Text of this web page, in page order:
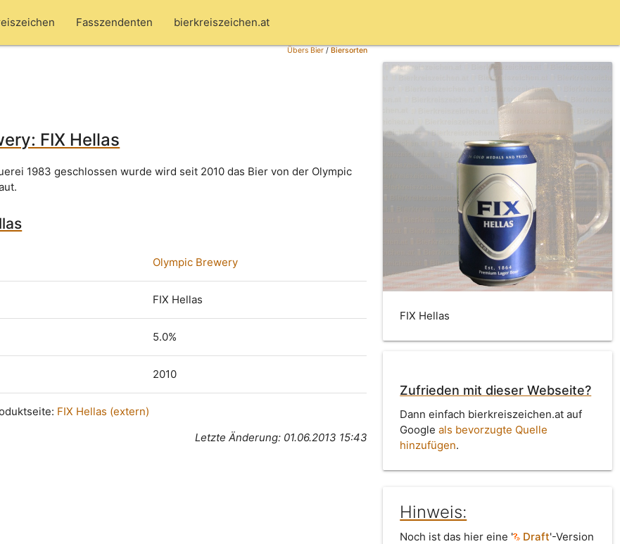
Fasszendenten bierkreiszeichen.at
Übers Bier/Biersorten
FIX Hellas
1983 geschlossen wurde wird seit 2010 das Bier von der Olympic
Olympic Brewery
FIX Hellas
5.0%
2010
FIX Hellas (extern)
Letzte Änderung: 01.06.2013 15:43
FIX Hellas
Zufrieden mit dieser Webseite?
Dann einfach bierkreiszeichen.at auf
Googleals bevorzugte Quelle
hinzufügen.
Hinweis:
Noch ist das hier eine ' Draft'-Version